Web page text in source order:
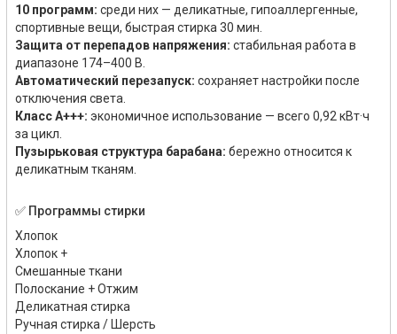
10 программ: среди них — деликатные, гипоаллергенные,
спортивные вещи, быстрая стирка 30 мин.
Защита от перепадов напряжения: стабильная работа в
диапазоне 174–400 В.
Автоматический перезапуск: сохраняет настройки после
отключения света.
Класс A+++: экономичное использование — всего 0,92 кВт·ч
за цикл.
Пузырьковая структура барабана: бережно относится к
деликатным тканям.
✅ Программы стирки
Хлопок
Хлопок +
Смешанные ткани
Полоскание + Отжим
Деликатная стирка
Ручная стирка / Шерсть